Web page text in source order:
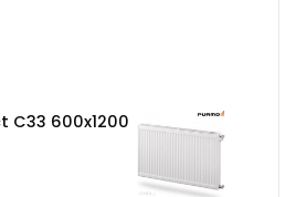
C33 600x1200